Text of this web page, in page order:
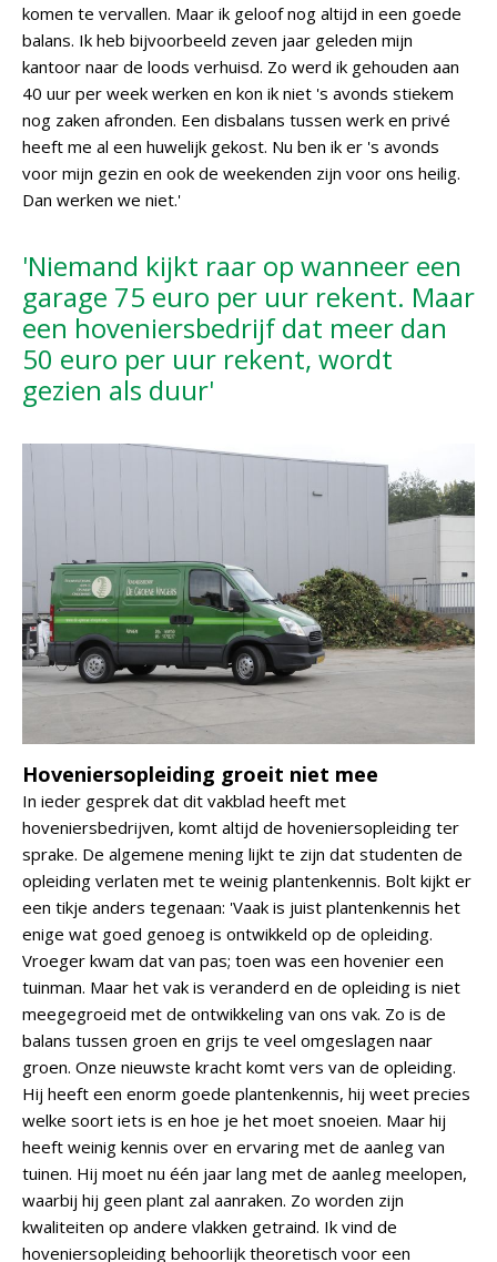
komen te vervallen. Maar ik geloof nog altijd in een goede
balans. Ik heb bijvoorbeeld zeven jaar geleden mijn
kantoor naar de loods verhuisd. Zo werd ik gehouden aan
40 uur per week werken en kon ik niet 's avonds stiekem
nog zaken afronden. Een disbalans tussen werk en privé
heeft me al een huwelijk gekost. Nu ben ik er 's avonds
voor mijn gezin en ook de weekenden zijn voor ons heilig.
Dan werken we niet.'
'Niemand kijkt raar op wanneer een
garage 75 euro per uur rekent. Maar
een hoveniersbedrijf dat meer dan
50 euro per uur rekent, wordt
gezien als duur'
Hoveniersopleiding groeit niet mee
In ieder gesprek dat dit vakblad heeft met
hoveniersbedrijven, komt altijd de hoveniersopleiding ter
sprake. De algemene mening lijkt te zijn dat studenten de
opleiding verlaten met te weinig plantenkennis. Bolt kijkt er
een tikje anders tegenaan: 'Vaak is juist plantenkennis het
enige wat goed genoeg is ontwikkeld op de opleiding.
Vroeger kwam dat van pas; toen was een hovenier een
tuinman. Maar het vak is veranderd en de opleiding is niet
meegegroeid met de ontwikkeling van ons vak. Zo is de
balans tussen groen en grijs te veel omgeslagen naar
groen. Onze nieuwste kracht komt vers van de opleiding.
Hij heeft een enorm goede plantenkennis, hij weet precies
welke soort iets is en hoe je het moet snoeien. Maar hij
heeft weinig kennis over en ervaring met de aanleg van
tuinen. Hij moet nu één jaar lang met de aanleg meelopen,
waarbij hij geen plant zal aanraken. Zo worden zijn
kwaliteiten op andere vlakken getraind. Ik vind de
hoveniersopleiding behoorlijk theoretisch voor een